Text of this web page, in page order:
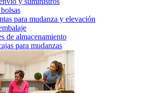
para mudanza y elevación
de almacenamiento
para mudanzas